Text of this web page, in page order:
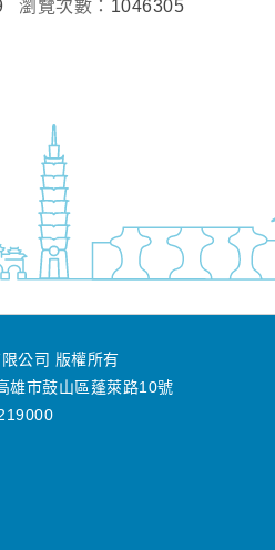
瀏覽次數： 1046305
公司 版權所有
雄市鼓山區蓬萊路10號